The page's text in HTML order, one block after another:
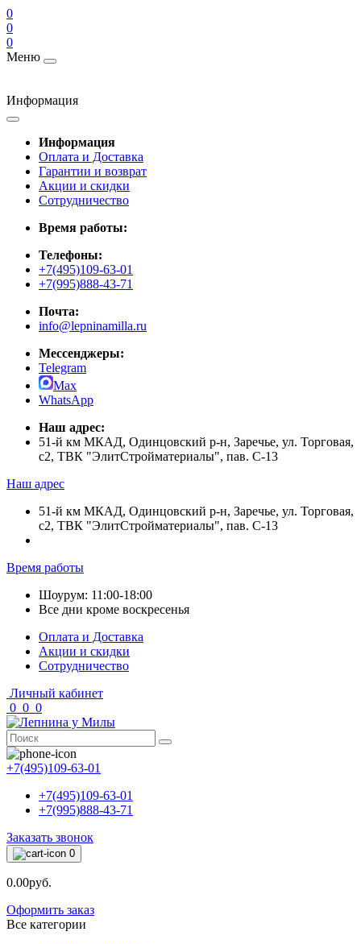
0
0
0
Меню
Информация
Информация
Оплата и Доставка
Гарантии и возврат
Акции и скидки
Cотрудничество
Время работы:
Телефоны:
+7(495)109-63-01
+7(995)888-43-71
Почта:
info@lepninamilla.ru
Мессенджеры:
Telegram
Max
WhatsApp
Наш адрес:
51-й км МКАД, Одинцовский р-н, Заречье, ул. Торговая,
с2, ТВК "ЭлитСтройматериалы", пав. С-13
Наш адрес
51-й км МКАД, Одинцовский р-н, Заречье, ул. Торговая,
с2, ТВК "ЭлитСтройматериалы", пав. С-13
Время работы
Шоурум: 11:00-18:00
Все дни кроме воскресенья
Оплата и Доставка
Акции и скидки
Cотрудничество
Личный кабинет
0 0 0
+7(495)109-63-01
+7(495)109-63-01
+7(995)888-43-71
Заказать звонок
0
0.00руб.
Оформить заказ
Все категории